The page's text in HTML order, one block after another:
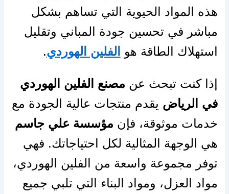
هذه المواد الحيوية التي تساهم بشكل
مباشر في تحسين جودة المباني وتقليل
استهلاك الطاقة هو
الفلين الهوردي.
إذا كنت تبحث عن مصنع الفلين الهوردي
في الرياض يقدم منتجات عالية الجودة مع
خدمات موثوقة، فإن مؤسسة علي جاسم
هي الوجهة المثالية لكل احتياجاتك. فهي
توفر مجموعة واسعة من الفلين الهوردي،
مواد العزل، ومواد البناء التي تلبي جميع